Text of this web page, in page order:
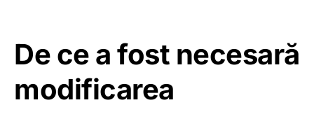
De ce a fost necesară
modificarea